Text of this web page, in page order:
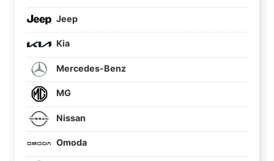
Jeep
Kia
Mercedes-Benz
MG
Nissan
Omoda